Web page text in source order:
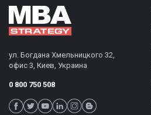
ул. Богдана Хмельницкого 32,
офис 3, Киев, Украина
0 800 750 508